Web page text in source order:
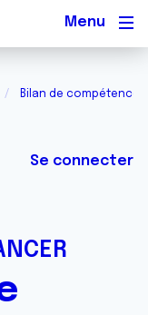
Bilan de compétence
Se connecter